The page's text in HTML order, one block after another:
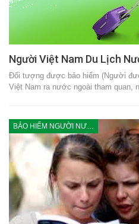
Người Việt Nam Du Lịch
Đối tượng được bảo hiểm (Người
Việt Nam ra nước ngoài tham quan,
BẢO HIỂM NGƯỜI NƯỚC NGOÀI DU LỊCH VIỆT NAM